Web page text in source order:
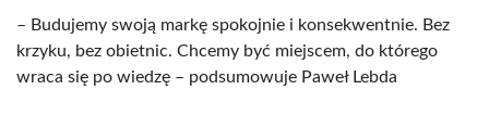
– Budujemy swoją markę spokojnie i konsekwentnie. Bez
krzyku, bez obietnic. Chcemy być miejscem, do którego
wraca się po wiedzę – podsumowuje Paweł Lebda